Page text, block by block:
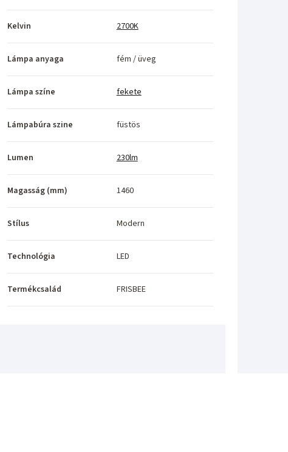
Kelvin 2700K
Lámpa anyaga fém / üveg
Lámpa színe fekete
Lámpabúra szine füstös
Lumen 230lm
Magasság (mm) 1460
Stílus Modern
Technológia LED
Termékcsalád FRISBEE